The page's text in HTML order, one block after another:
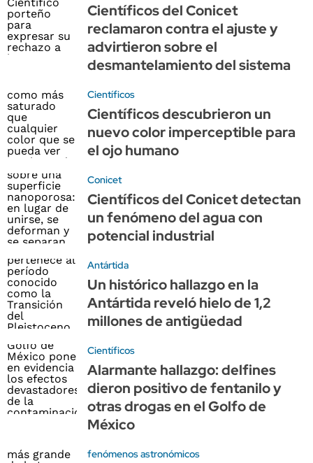
Científicos del Conicet
reclamaron contra el ajuste y
advirtieron sobre el
desmantelamiento del sistema
Científicos
Científicos descubrieron un
nuevo color imperceptible para
el ojo humano
Conicet
Científicos del Conicet detectan
un fenómeno del agua con
potencial industrial
Antártida
Un histórico hallazgo en la
Antártida reveló hielo de 1,2
millones de antigüedad
Científicos
Alarmante hallazgo: delfines
dieron positivo de fentanilo y
otras drogas en el Golfo de
México
fenómenos astronómicos